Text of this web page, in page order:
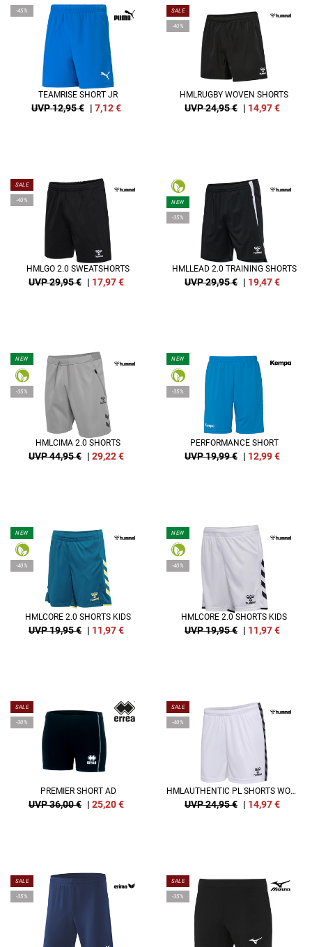
-45%
TEAMRISE SHORT JR
UVP 12,95 € | 7,12€
SALE
-40%
HMLRUGBY WOVEN SHORTS
UVP 24,95 € | 14,97€
SALE
-40%
HMLGO 2.0 SWEATSHORTS
UVP 29,95 € | 17,97€
NEW
-35%
HMLLEAD 2.0 TRAINING SHORTS
UVP 29,95 € | 19,47€
NEW
-35%
HMLCIMA 2.0 SHORTS
UVP 44,95 € | 29,22€
NEW
-35%
PERFORMANCE SHORT
UVP 19,99 € | 12,99€
NEW
-40%
HMLCORE 2.0 SHORTS KIDS
UVP 19,95 € | 11,97€
NEW
-40%
HMLCORE 2.0 SHORTS KIDS
UVP 19,95 € | 11,97€
SALE
-30%
PREMIER SHORT AD
UVP 36,00 € | 25,20€
SALE
-40%
HMLAUTHENTIC PL SHORTS WOMAN
UVP 24,95 € | 14,97€
SALE
-35%
SALE
-35%